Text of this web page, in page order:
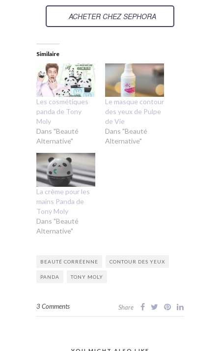
ACHETER CHEZ SEPHORA
Similaire
Les cosmétiques
panda de Tony
Moly
Dans "Beauté
Alternative"
Le masque contour
des yeux de Pulpe
de Vie
Dans "Beauté
Alternative"
La crème pour les
mains Panda de
Tony Moly
Dans "Beauté
Alternative"
BEAUTÉ CORRÉENNE CONTOUR DES YEUX
PANDA TONY MOLY
3 Comments Share